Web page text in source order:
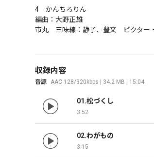
4　かんちろりん
編曲：大野正雄
市丸　三味線：静子、豊文　ビクター
収録内容
音源 AAC 128/320kbps | 34.2 MB | 15:04
01.松づくし
3:52
02.わがもの
3:15